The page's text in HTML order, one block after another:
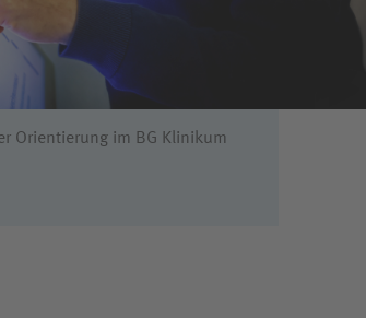
Orientierung im BG Klinikum